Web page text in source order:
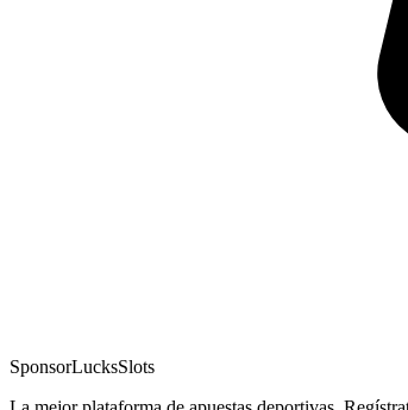
SponsorLucksSlots